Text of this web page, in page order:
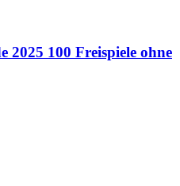
2025 100 Freispiele ohne